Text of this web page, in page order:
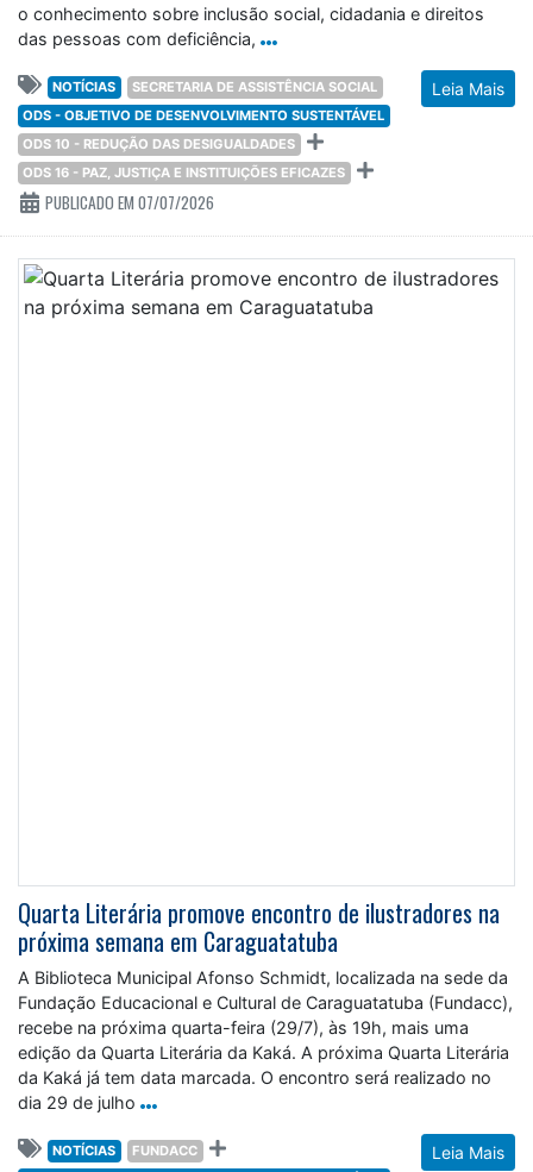
o conhecimento sobre inclusão social, cidadania e direitos
das pessoas com deficiência,
Leia Mais
NOTÍCIAS
SECRETARIA DE ASSISTÊNCIA SOCIAL
ODS - OBJETIVO DE DESENVOLVIMENTO SUSTENTÁVEL
ODS 10 - REDUÇÃO DAS DESIGUALDADES
ODS 16 - PAZ, JUSTIÇA E INSTITUIÇÕES EFICAZES
PUBLICADO EM 07/07/2026
Quarta Literária promove encontro de ilustradores na
próxima semana em Caraguatatuba
A Biblioteca Municipal Afonso Schmidt, localizada na sede da
Fundação Educacional e Cultural de Caraguatatuba (Fundacc),
recebe na próxima quarta-feira (29/7), às 19h, mais uma
edição da Quarta Literária da Kaká. A próxima Quarta Literária
da Kaká já tem data marcada. O encontro será realizado no
dia 29 de julho
Leia Mais
NOTÍCIAS
FUNDACC